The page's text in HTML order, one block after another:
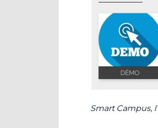
Smart Campus,